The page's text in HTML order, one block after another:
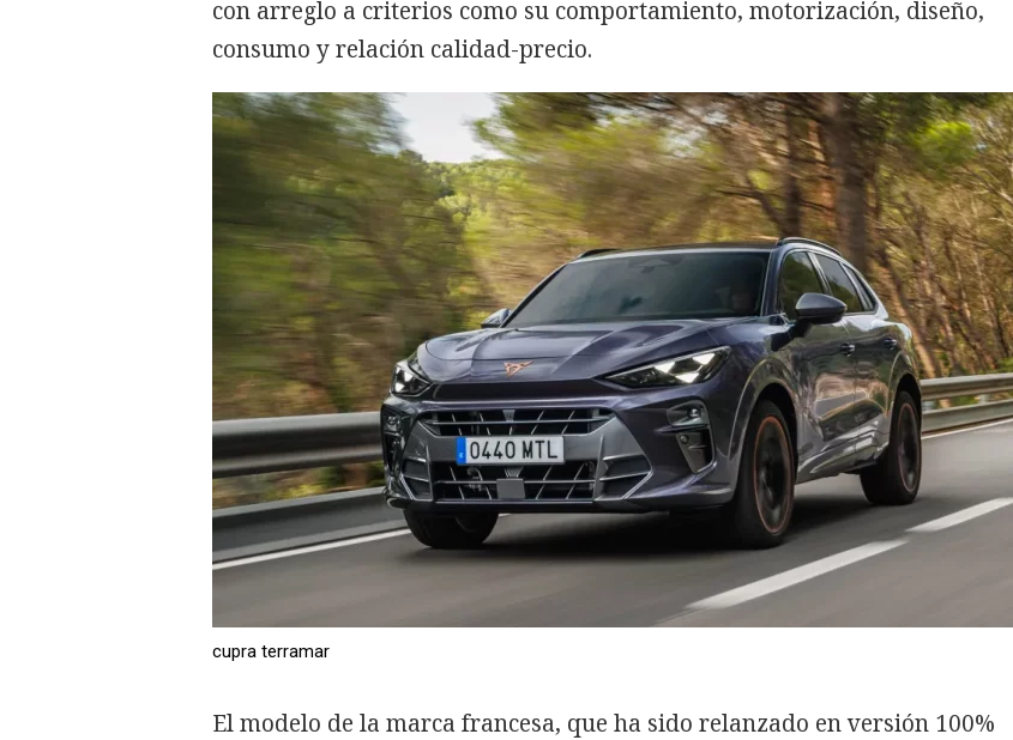
con arreglo a criterios como su comportamiento, motorización, diseño,
consumo y relación calidad-precio.
cupra terramar
El modelo de la marca francesa, que ha sido relanzado en versión 100%